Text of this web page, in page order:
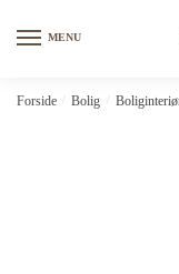
MENU
Forside Bolig